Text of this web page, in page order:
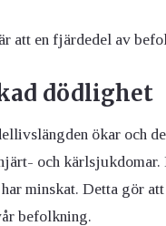
att en fjärdedel av
dödlighet
ökar och
och kärlsjukdomar.
minskat. Detta gör
befolkning.